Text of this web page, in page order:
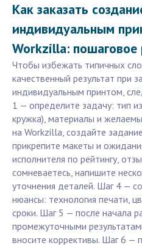
Как заказать
индивидуальным
Workzilla: пошаговое
Чтобы избежать типичных
качественный результат при
индивидуальным принтом,
1 — определите задачу: тип
кружка), материалы и
на Workzilla, создайте
прикрепите макеты и
исполнителя по рейтингу,
сомневаетесь, напишите
уточнения деталей. Шаг 4 —
нюансы: технология печати,
сроки. Шаг 5 — после начала
промежуточными
вносите коррективы. Шаг 6 —